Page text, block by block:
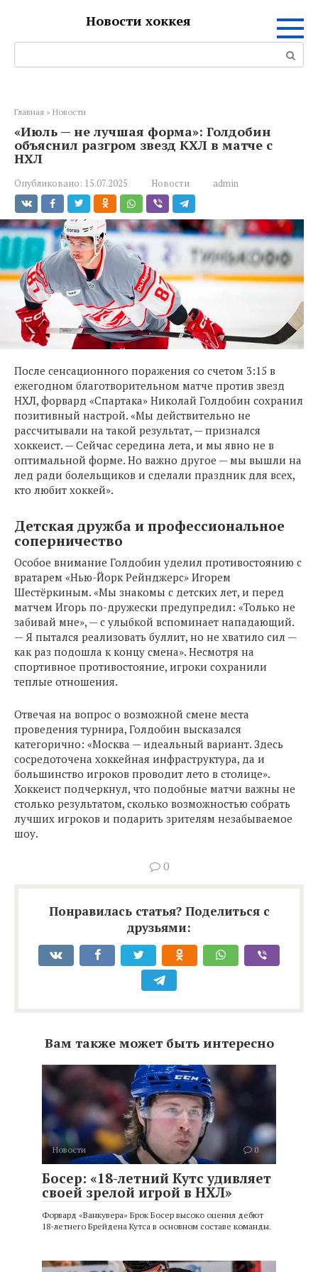
Новости хоккея
Поиск:
Главная » Новости
«Июль — не лучшая форма»: Голдобин
объяснил разгром звезд КХЛ в матче с
НХЛ
Опубликовано: 15.07.2025 Новости admin
После сенсационного поражения со счетом 3:15 в
ежегодном благотворительном матче против звезд
НХЛ, форвард «Спартака» Николай Голдобин сохранил
позитивный настрой. «Мы действительно не
рассчитывали на такой результат, — признался
хоккеист. — Сейчас середина лета, и мы явно не в
оптимальной форме. Но важно другое — мы вышли на
лед ради болельщиков и сделали праздник для всех,
кто любит хоккей».
Детская дружба и профессиональное
соперничество
Особое внимание Голдобин уделил противостоянию с
вратарем «Нью-Йорк Рейнджерс» Игорем
Шестёркиным. «Мы знакомы с детских лет, и перед
матчем Игорь по-дружески предупредил: «Только не
забивай мне», — с улыбкой вспоминает нападающий.
— Я пытался реализовать буллит, но не хватило сил —
как раз подошла к концу смена». Несмотря на
спортивное противостояние, игроки сохранили
теплые отношения.
Отвечая на вопрос о возможной смене места
проведения турнира, Голдобин высказался
категорично: «Москва — идеальный вариант. Здесь
сосредоточена хоккейная инфраструктура, да и
большинство игроков проводит лето в столице».
Хоккеист подчеркнул, что подобные матчи важны не
столько результатом, сколько возможностью собрать
лучших игроков и подарить зрителям незабываемое
шоу.
0
Понравилась статья? Поделиться с
друзьями:
Вам также может быть интересно
Новости 0
Босер: «18-летний Кутс удивляет
своей зрелой игрой в НХЛ»
Форвард «Ванкувера» Брок Босер высоко оценил дебют
18-летнего Брейдена Кутса в основном составе команды.